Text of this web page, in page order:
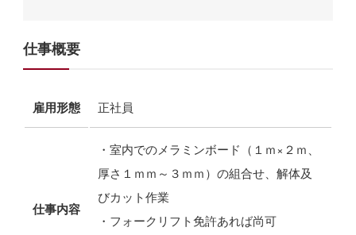
仕事概要
雇用形態 正社員
仕事内容
・室内でのメラミンボード（１ｍ×２ｍ、
厚さ１ｍｍ～３ｍｍ）の組合せ、解体及
びカット作業
・フォークリフト免許あれば尚可